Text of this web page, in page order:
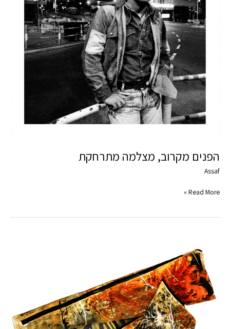
הפנים מקרוב, מצלמה מתרחקת
Assaf
Read More »